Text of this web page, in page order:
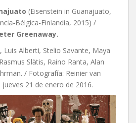
(Eisenstein in Guanajuato,
Bélgica-Finlandia, 2015) /
Greenaway.
Luis Alberti, Stelio Savante, Maya
Slätis, Raino Ranta, Alan
/ Fotografía: Reinier van
21 de enero de 2016.